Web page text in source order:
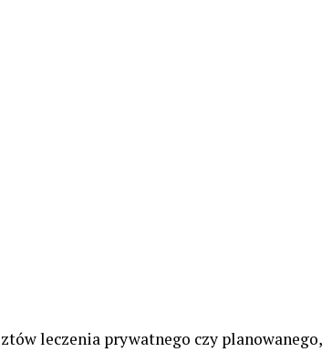
leczenia prywatnego czy planowanego,